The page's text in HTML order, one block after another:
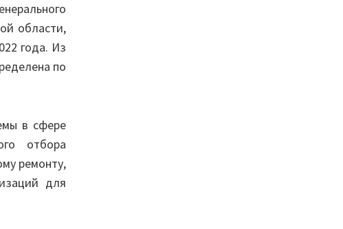
области,
года. Из
по
в сфере
отбора
ремонту,
для